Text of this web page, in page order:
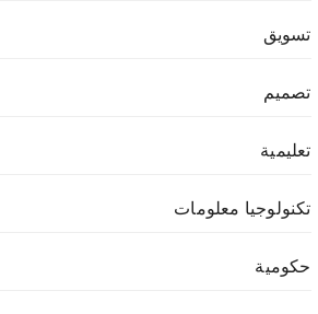
تسويق
تصميم
تعليمية
تكنولوجيا معلومات
حكومية